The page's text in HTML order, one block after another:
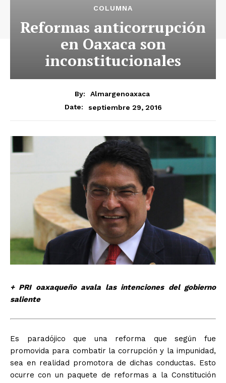
COLUMNA
Reformas anticorrupción
en Oaxaca son
inconstitucionales
By:
Almargenoaxaca
Date:
septiembre 29, 2016
+ PRI oaxaqueño avala las intenciones del gobierno
saliente
Es paradójico que una reforma que según fue
promovida para combatir la corrupción y la impunidad,
sea en realidad promotora de dichas conductas. Esto
ocurre con un paquete de reformas a la Constitución